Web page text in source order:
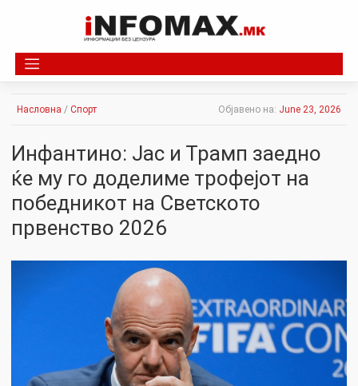
Насловна / Спорт Објавено на: June 23, 2026
Инфантино: Јас и Трамп заедно
ќе му го доделиме трофејот на
победникот на Светското
првенство 2026